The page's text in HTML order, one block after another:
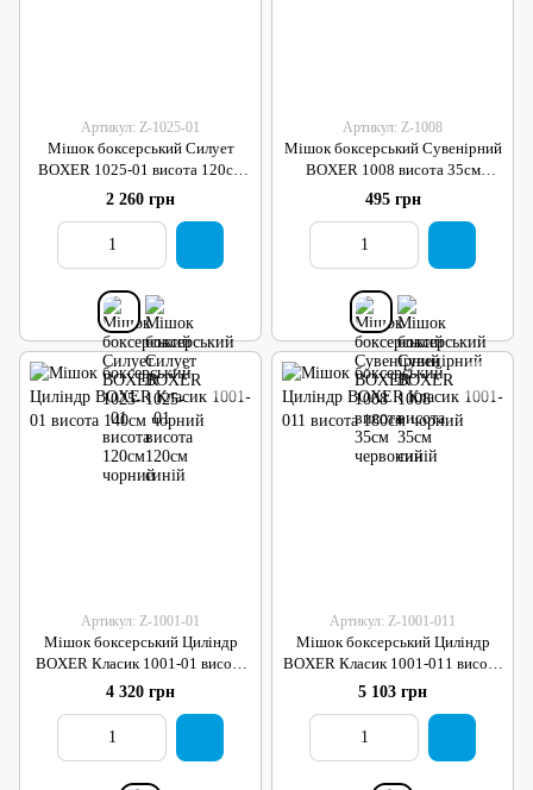
Артикул: Z-1025-01
Мішок боксерський Силует
BOXER 1025-01 висота 120см
чорний
2 260 грн
Артикул: Z-1008
Мішок боксерський Сувенірний
BOXER 1008 висота 35см
червоний
495 грн
Артикул: Z-1001-01
Мішок боксерський Циліндр
BOXER Класик 1001-01 висота
140см чорний
4 320 грн
Артикул: Z-1001-011
Мішок боксерський Циліндр
BOXER Класик 1001-011 висота
180см чорний
5 103 грн